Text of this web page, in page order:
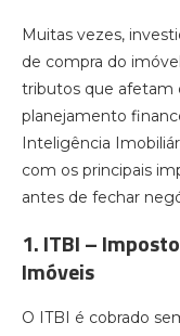
Muitas vezes,
de compra do
tributos que afetam
planejamento
Inteligência
com os principais
antes de fechar
1. ITBI –
Imóveis
O ITBI é cobrado